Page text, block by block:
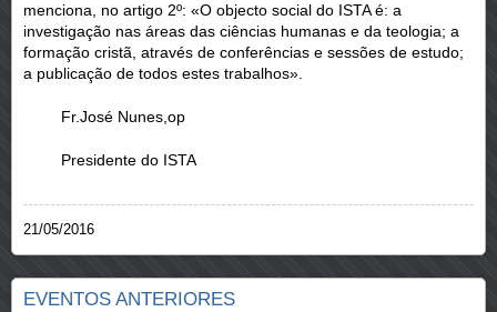
menciona, no artigo 2º: «O objecto social do ISTA é: a
investigação nas áreas das ciências humanas e da teologia; a
formação cristã, através de conferências e sessões de estudo;
a publicação de todos estes trabalhos».
Fr.José Nunes,op
Presidente do ISTA
21/05/2016
EVENTOS ANTERIORES